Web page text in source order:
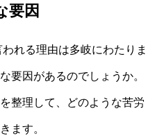
要因
れる理由は多岐にわたりま
要因があるのでしょうか。
整理して、どのような苦労
ます。